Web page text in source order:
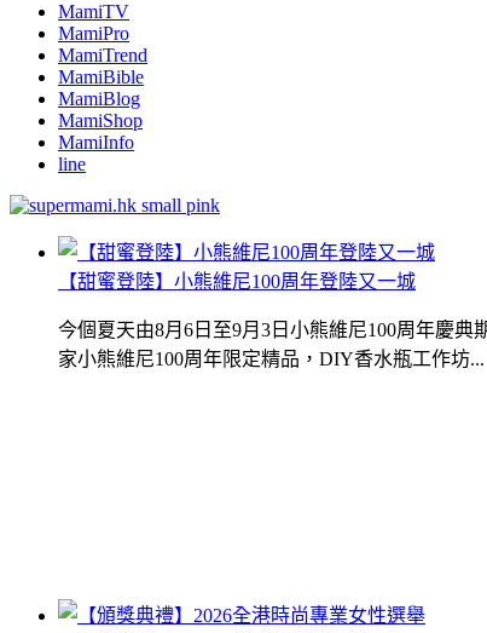
MamiTV
MamiPro
MamiTrend
MamiBible
MamiBlog
MamiShop
MamiInfo
line
【甜蜜登陸】小熊維尼100周年登陸又一城
今個夏天由8月6日至9月3日小熊維尼100周年慶
家小熊維尼100周年限定精品，DIY香水瓶工作坊...